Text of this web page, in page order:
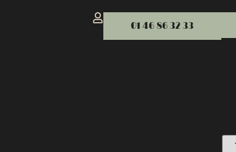
01 46 86 32 33